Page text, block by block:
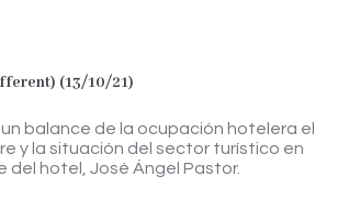
(13/10/21)
balance de la ocupación hotelera el
y la situación del sector turístico en
del hotel, José Ángel Pastor.